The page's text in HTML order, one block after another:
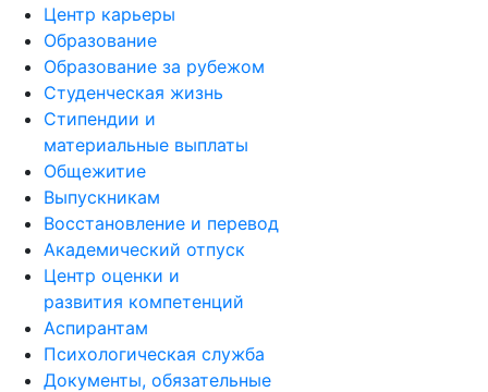
Центр карьеры
Образование
Образование за рубежом
Студенческая жизнь
Стипендии и
материальные выплаты
Общежитие
Выпускникам
Восстановление и перевод
Академический отпуск
Центр оценки и
развития компетенций
Аспирантам
Психологическая служба
Документы, обязательные